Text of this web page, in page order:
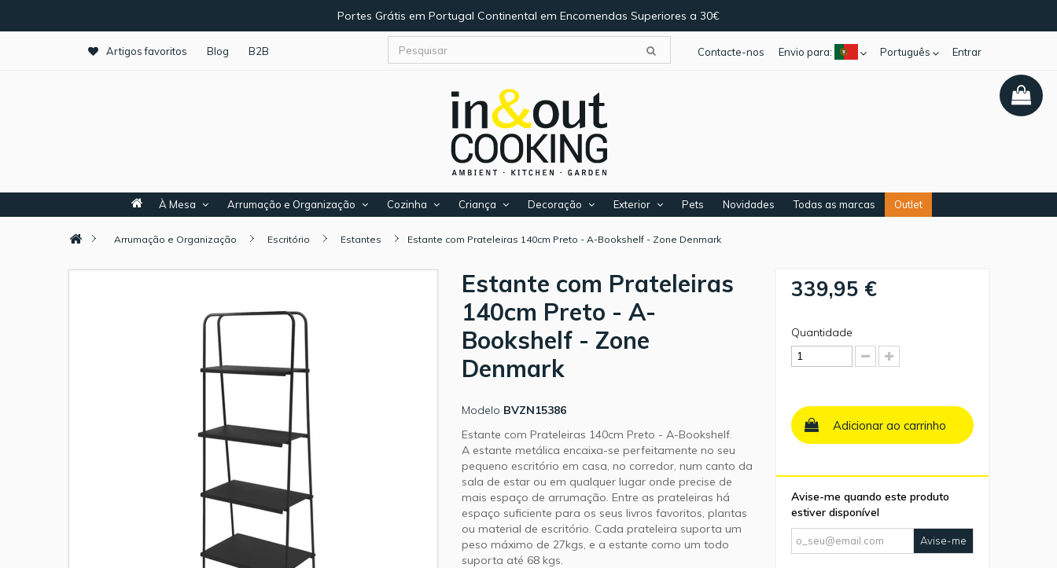
Portes Grátis em Portugal Continental em Encomendas Superiores a 30€
Artigos favoritos Blog B2B Entrar
Português
Envio para:
Contacte-nos
À Mesa Arrumação e Organização Cozinha Criança Decoração Exterior Pets Novidades Todas as marcas Outlet
Arrumação e Organização Escritório Estantes Estante com Prateleiras 140cm Preto - A-Bookshelf - Zone Denmark
Estante com Prateleiras
140cm Preto - A-
Bookshelf - Zone
Denmark
Modelo BVZN15386
Estante com Prateleiras 140cm Preto - A-Bookshelf.
A estante metálica encaixa-se perfeitamente no seu
pequeno escritório em casa, no corredor, num canto da
sala de estar ou em qualquer lugar onde precise de
mais espaço de arrumação. Entre as prateleiras há
espaço suficiente para os seus livros favoritos, plantas
ou material de escritório. Cada prateleira suporta um
peso máximo de 27kgs, e a estante como um todo
suporta até 68 kgs.
339,95 €
Quantidade
Adicionar ao carrinho
Avise-me quando este produto
estiver disponível
Avise-me